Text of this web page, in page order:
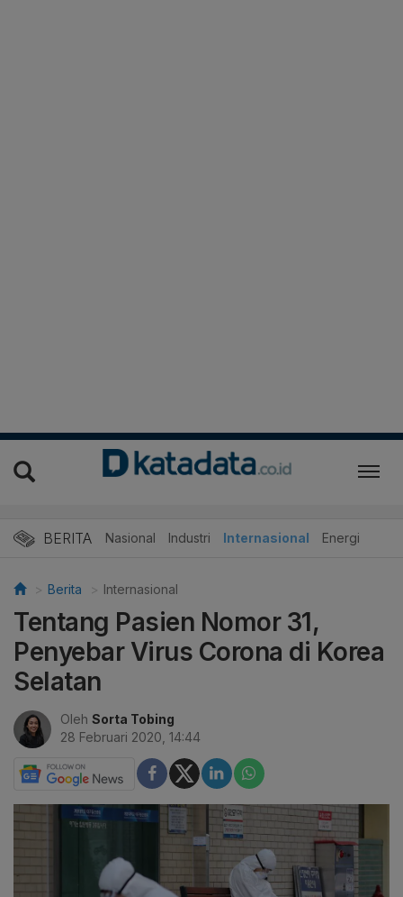
BERITA Nasional Industri Internasional Energi
Berita Internasional
Tentang Pasien Nomor 31,
Penyebar Virus Corona di Korea
Selatan
Oleh Sorta Tobing
28 Februari 2020, 14:44